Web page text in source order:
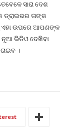
ସାରା ଦେଶ
ଡ୍ରାଇଭର ତାଙ୍କ
ଏହା ଉପରେ ଆପଣଙ୍କ
ଭିଡିଓ ଦେଖିବା
।